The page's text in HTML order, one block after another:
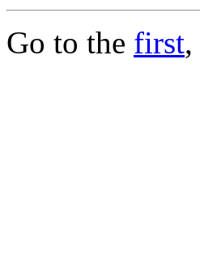
Go to the first,